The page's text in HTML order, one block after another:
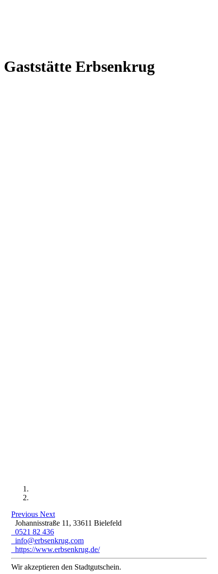
Gaststätte Erbsenkrug
Previous Next
Johannisstraße 11, 33611 Bielefeld
0521 82 436
info@erbsenkrug.com
https://www.erbsenkrug.de/
Wir akzeptieren den Stadtgutschein.